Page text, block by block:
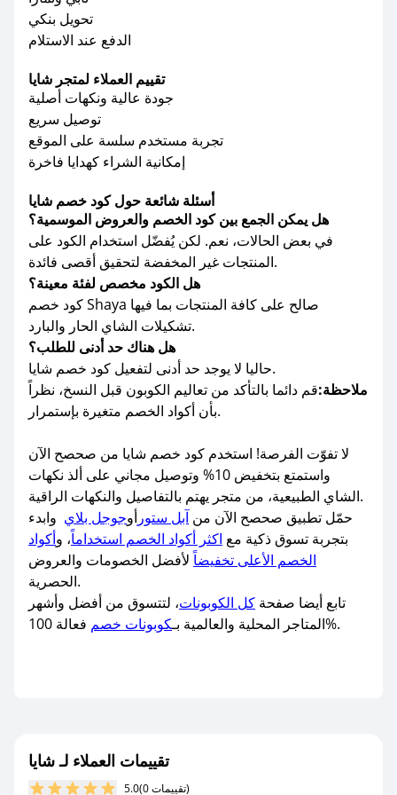
تحويل بنكي
الدفع عند الاستلام
تقييم العملاء لمتجر شايا
جودة عالية ونكهات أصلية
توصيل سريع
تجربة مستخدم سلسة على الموقع
إمكانية الشراء كهدايا فاخرة
أسئلة شائعة حول كود خصم شايا
هل يمكن الجمع بين كود الخصم والعروض الموسمية؟
في بعض الحالات، نعم. لكن يُفضّل استخدام الكود على
المنتجات غير المخفضة لتحقيق أقصى فائدة.
هل الكود مخصص لفئة معينة؟
كود خصم Shaya صالح على كافة المنتجات بما فيها
تشكيلات الشاي الحار والبارد.
هل هناك حد أدنى للطلب؟
حاليا لا يوجد حد أدنى لتفعيل كود خصم شايا.
ملاحظة:قم دائما بالتأكد من تعاليم الكوبون قبل النسخ، نظراً
بأن أكواد الخصم متغيرة بإستمرار.
لا تفوّت الفرصة! استخدم كود خصم شايا من صحصح الآن
واستمتع بتخفيض 10% وتوصيل مجاني على ألذ نكهات
الشاي الطبيعية، من متجر يهتم بالتفاصيل والنكهات الراقية.
حمّل تطبيق صحصح الآن من آبل ستور أوجوجل بلاي وابدء
بتجربة تسوق ذكية مع اكثر أكواد الخصم استخداماً، وأكواد
الخصم الأعلى تخفيضاًلأفضل الخصومات والعروض
الحصرية.
تابع أيضا صفحة كل الكوبونات، لتتسوق من أفضل وأشهر
المتاجر المحلية والعالمية بـكوبونات خصم فعالة 100%.
تقييمات العملاء لـ شايا
5.0 (0 تقييمات)